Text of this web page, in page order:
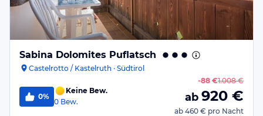
Sabina Dolomites Puflatsch
Castelrotto / Kastelruth · Südtirol
0%
Keine Bew.
0 Bew.
-88 €1.008 €
ab 920 €
ab 460 € pro Nacht